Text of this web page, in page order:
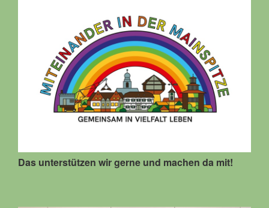
Das unterstützen wir gerne und machen da mit!